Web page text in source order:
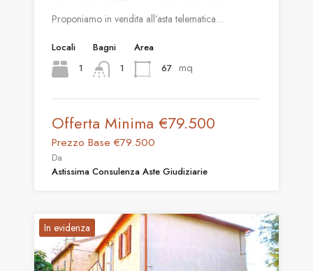
Proponiamo in vendita all’asta telematica…
Locali
1
Bagni
1
Area
67 mq
Offerta Minima €79.500
Prezzo Base €79.500
Da
Astissima Consulenza Aste Giudiziarie
In evidenza